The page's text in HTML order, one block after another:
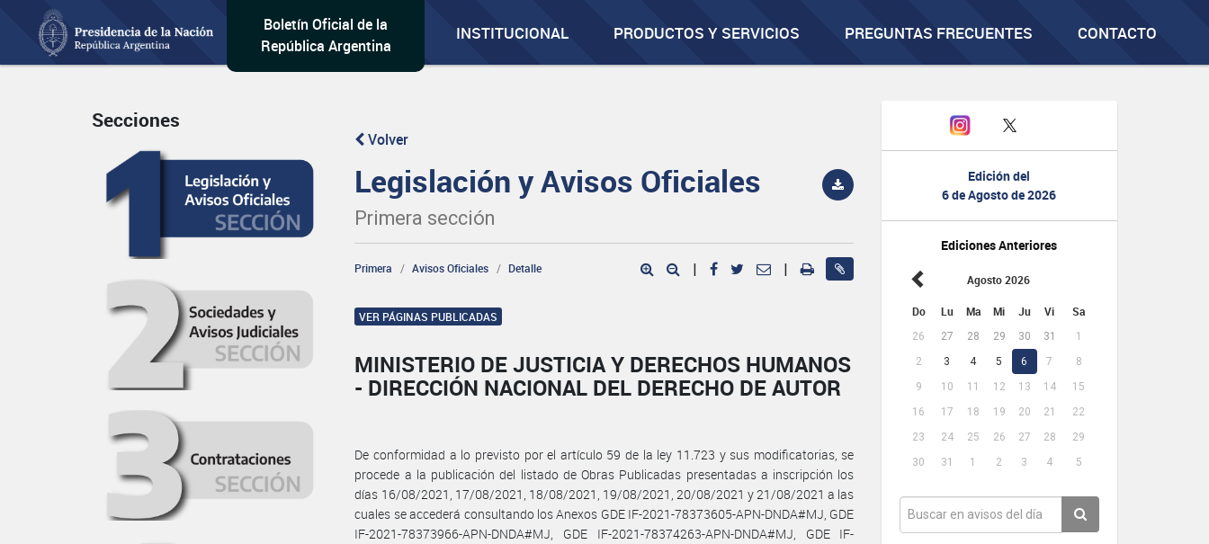
Boletín Oficial de la
República Argentina
INSTITUCIONAL PRODUCTOS Y SERVICIOS PREGUNTAS FRECUENTES CONTACTO
Edición del
6 de Agosto de 2026
Ediciones Anteriores
Agosto 2026
Do Lu Ma Mi Ju Vi Sa
26 27 28 29 30 31
1
2
3 4 5 6 7
8
9
10 11 12 13 14
15
16
17 18 19 20 21
22
23
24 25 26 27 28
29
30
31 1 2 3 4 5
Secciones
Volver
Legislación y Avisos Oficiales
Primera sección
Primera Avisos Oficiales Detalle | |
VER PÁGINAS PUBLICADAS
MINISTERIO DE JUSTICIA Y DERECHOS HUMANOS
- DIRECCIÓN NACIONAL DEL DERECHO DE AUTOR
De conformidad a lo previsto por el artículo 59 de la ley 11.723 y sus modificatorias, se
procede a la publicación del listado de Obras Publicadas presentadas a inscripción los
días 16/08/2021, 17/08/2021, 18/08/2021, 19/08/2021, 20/08/2021 y 21/08/2021 a las
cuales se accederá consultando los Anexos GDE IF-2021-78373605-APN-DNDA#MJ, GDE
IF-2021-78373966-APN-DNDA#MJ, GDE IF-2021-78374263-APN-DNDA#MJ, GDE IF-